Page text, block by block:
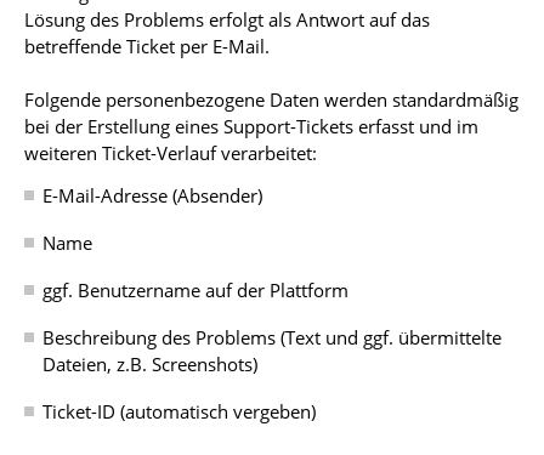
Lösung des Problems erfolgt als Antwort auf das
betreffende Ticket per E-Mail.
Folgende personenbezogene Daten werden standardmäßig
bei der Erstellung eines Support-Tickets erfasst und im
weiteren Ticket-Verlauf verarbeitet:
E-Mail-Adresse (Absender)
Name
ggf. Benutzername auf der Plattform
Beschreibung des Problems (Text und ggf. übermittelte
Dateien, z.B. Screenshots)
Ticket-ID (automatisch vergeben)